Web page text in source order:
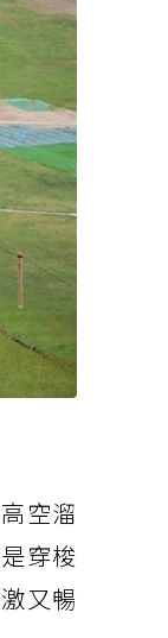
空溜
穿梭
又暢